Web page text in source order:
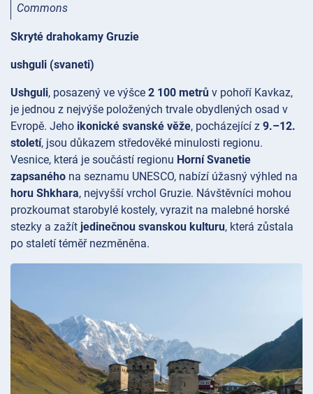
Commons
Skryté drahokamy Gruzie
ushguli (svaneti)
Ushguli, posazený ve výšce 2 100 metrů v pohoří Kavkaz,
je jednou z nejvýše položených trvale obydlených osad v
Evropě. Jeho ikonické svanské věže, pocházející z 9.–12.
století, jsou důkazem středověké minulosti regionu.
Vesnice, která je součástí regionu Horní Svanetie
zapsaného na seznamu UNESCO, nabízí úžasný výhled na
horu Shkhara, nejvyšší vrchol Gruzie. Návštěvníci mohou
prozkoumat starobylé kostely, vyrazit na malebné horské
stezky a zažít jedinečnou svanskou kulturu, která zůstala
po staletí téměř nezměněna.